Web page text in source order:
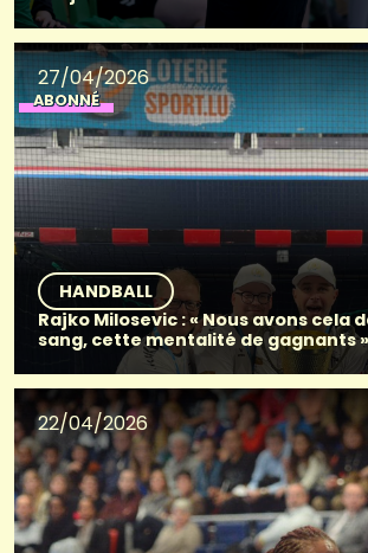
27/04/2026
ABONNÉ
HANDBALL
Rajko Milosevic : « Nous avons cela
sang, cette mentalité de gagnants »
22/04/2026